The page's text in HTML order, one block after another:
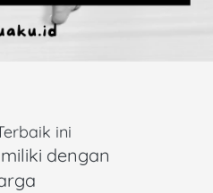
ini
dengan